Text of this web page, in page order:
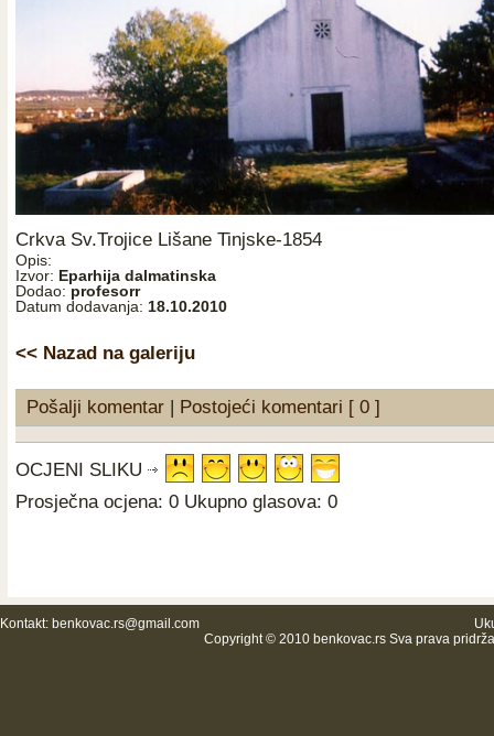
Crkva Sv.Trojice Lišane Tinjske-1854
Opis:
Izvor: Eparhija dalmatinska
Dodao: profesorr
Datum dodavanja: 18.10.2010
<< Nazad na galeriju
Pošalji komentar Postojeći komentari [ 0 ]
OCJENI SLIKU
Prosječna ocjena: 0 Ukupno glasova: 0
Kontakt: benkovac.rs@gmail.com
Copyright © 2010 benkovac.rs Sva prava